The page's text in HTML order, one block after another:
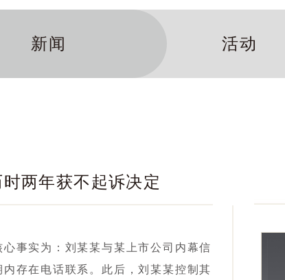
新闻 活动
两年获不起诉决定
事实为：刘某某与某上市公司内幕信
存在电话联系。此后，刘某某控制其